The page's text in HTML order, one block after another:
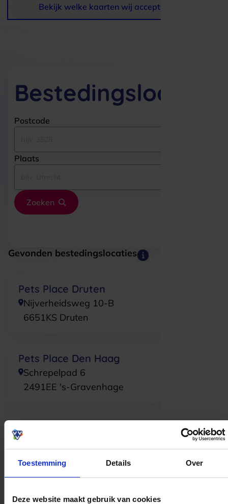
Toestemming Details Over
Deze website maakt gebruik van cookies
Bekijk welke kaarten wij accepteren
Bestedingslocaties
Postcode
Plaats
Zoeken
Gevonden bestedingslocaties
Pets Place Druten
Nijverheidsweg 10-B
6651KS Druten
Pets Place Den Haag
Schrepelpad 6
2491EE 's-Gravenhage
Pets Place Den Helder
Pets Place Eindhoven